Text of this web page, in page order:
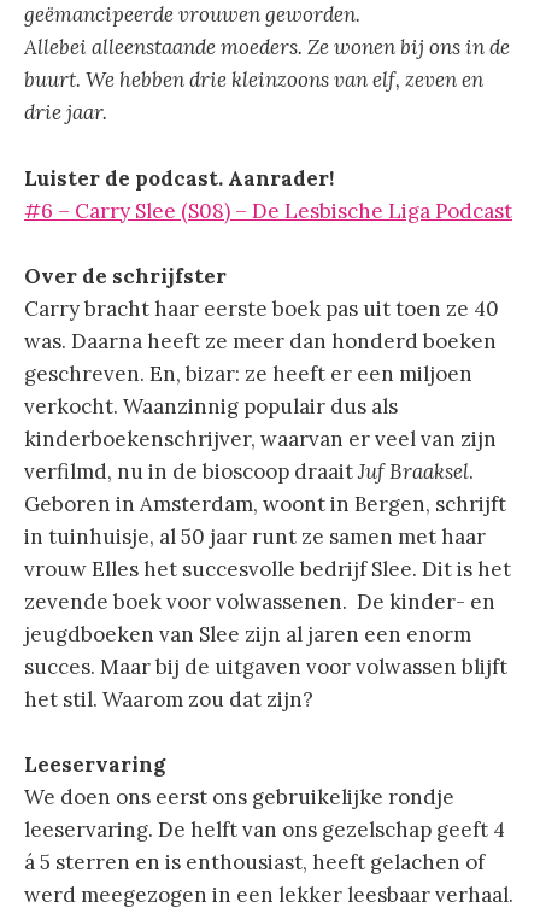
geëmancipeerde vrouwen geworden.
Allebei alleenstaande moeders. Ze wonen bij ons in de
buurt. We hebben drie kleinzoons van elf, zeven en
drie jaar.
Luister de podcast. Aanrader!
#6 – Carry Slee (S08) – De Lesbische Liga Podcast
Over de schrijfster
Carry bracht haar eerste boek pas uit toen ze 40
was. Daarna heeft ze meer dan honderd boeken
geschreven. En, bizar: ze heeft er een miljoen
verkocht. Waanzinnig populair dus als
kinderboekenschrijver, waarvan er veel van zijn
verfilmd, nu in de bioscoop draaitJuf Braaksel.
Geboren in Amsterdam, woont in Bergen, schrijft
in tuinhuisje, al 50 jaar runt ze samen met haar
vrouw Elles het succesvolle bedrijf Slee. Dit is het
zevende boek voor volwassenen. De kinder- en
jeugdboeken van Slee zijn al jaren een enorm
succes. Maar bij de uitgaven voor volwassen blijft
het stil. Waarom zou dat zijn?
Leeservaring
We doen ons eerst ons gebruikelijke rondje
leeservaring. De helft van ons gezelschap geeft 4
á 5 sterren en is enthousiast, heeft gelachen of
werd meegezogen in een lekker leesbaar verhaal.